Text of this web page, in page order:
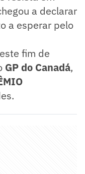
a declarar
a esperar pelo
fim de
GP do Canadá,